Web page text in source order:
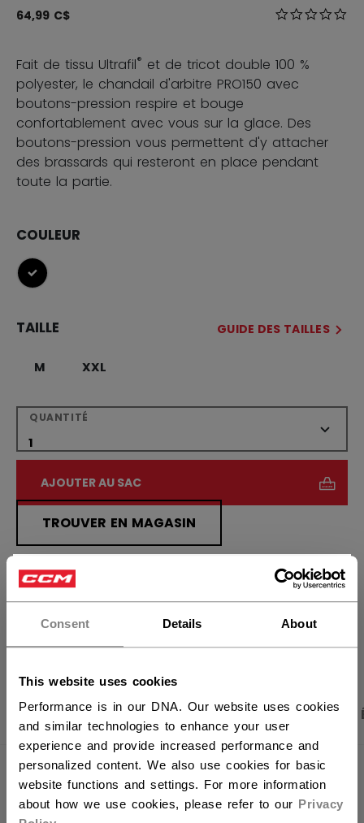
Consent Details About
This website uses cookies
Performance is in our DNA. Our website uses cookies
and similar technologies to enhance your user
experience and provide increased performance and
personalized content. We also use cookies for basic
website functions and settings. For more information
about how we use cookies, please refer to our Privacy
Vous souhaitez expédier des
produits aux États-Unis ?
64,99 C$ 4,9 sur 5
Fait de tissu Ultrafil® et de tricot double 100 %
polyester, le chandail d'arbitre PRO150 avec
boutons-pression respire et bouge
confortablement avec vous sur la glace. Des
boutons-pression vous permettent d'y attacher
des brassards qui resteront en place pendant
toute la partie.
COULEUR
sélectionné
TAILLE GUIDE DES TAILLES
M XXL
QUANTITÉ
AJOUTER AU SAC
TROUVER EN MAGASIN
Politique de livraison Retours gratuits
PHOTOS DU PRODUIT CARACTÉRISTIQUES
CARACTÉRISTIQUES
IDENTIFICATION
150-AD